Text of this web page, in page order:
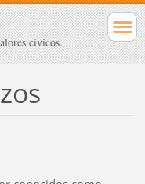
cívicos.